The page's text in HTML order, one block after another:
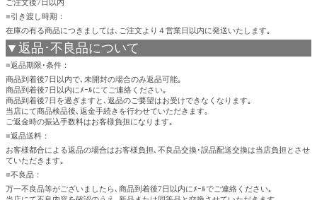
ご注文後7日以内
■引き渡し時期：
在庫の有る商品につきましては､ご注文より４営業日以内に発送いたします｡
▼返品･不良品について
■返品期限･条件：
商品到着後7日以内で､未開封の場合のみ返品可能｡
商品到着後7日以内にﾒｰﾙにてご連絡ください｡
商品到着後7日を過ぎますと､返品のご要望はお受けできなくなります｡
当店にて商品検品後､返金手続きを行わせていただきます｡
ご返金時の振込手数料はお客様負担になります｡
■返品送料：
お客様都合による返品の場合はお客様負担､不良品交換･誤品配送交換は当店負担とさせ
ていただきます｡
■不良品：
万一不良品等がございましたら､商品到着後7日以内にﾒｰﾙでご連絡ください｡